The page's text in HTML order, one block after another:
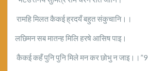
रामहि मिलत कैकई ह्रदयँ बहुत संकुचानि।।
लछिमन सब मातन्ह मिलि हरषे आसिष पाइ।
कैकई कहँ पुनि पुनि मिले मन कर छोभु न जाइ।।”9